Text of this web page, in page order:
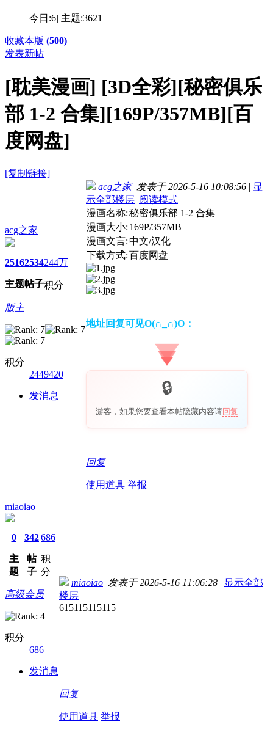
今日:6| 主题:3621
收藏本版 (500)
发表新帖
[耽美漫画] [3D全彩][秘密俱乐
部 1-2 合集][169P/357MB][百
度网盘]
[复制链接]
acg之家
2516
主题
2534
帖子
244万
积分
版主
积分
2449420
发消息
acg之家发表于 2026-5-16 10:08:56 | 显
示全部楼层 |阅读模式
漫画名称:秘密俱乐部 1-2 合集
漫画大小: 169P/357MB
漫画文言:中文/汉化
下载方式:百度网盘
地址回复可见O(∩_∩)O：
游客，如果您要查看本帖隐藏内容请回复
回复
使用道具 举报
miaoiao
0
主
题
342
帖
子
686
积
分
高级会员
积分
686
发消息
miaoiao 发表于 2026-5-16 11:06:28 | 显示全部
楼层
615115115115
回复
使用道具 举报